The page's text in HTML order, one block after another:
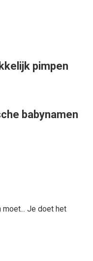
pimpen
babynamen
Je doet het